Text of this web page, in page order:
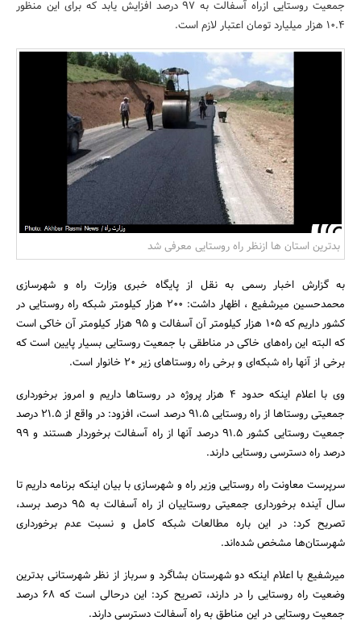
مسکن و ساختمان
جستجو
جمعیت روستایی ازراه آسفالت به 97 درصد افزایش یابد که برای این منظور
10.4 هزار میلیارد تومان اعتبار لازم است.
بدترین استان ها ازنظر راه روستایی معرفی شد
به گزارش اخبار رسمی به نقل از پایگاه خبری وزارت راه و شهرسازی
محمدحسین میرشفیع ، اظهار داشت: 200 هزار کیلومتر شبکه راه روستایی در
کشور داریم که 105 هزار کیلومتر آن آسفالت و 95 هزار کیلومتر آن خاکی است
که البته این راه‌های خاکی در مناطقی با جمعیت روستایی بسیار پایین است که
برخی از آنها راه شبکه‌ای و برخی راه روستاهای زیر 20 خانوار است.
وی با اعلام اینکه حدود 4 هزار پروژه در روستاها داریم و امروز برخورداری
جمعیتی روستاها از راه روستایی 91.5 درصد است، افزود: در واقع از 21.5 درصد
جمعیت روستایی کشور 91.5 درصد آنها از راه آسفالت برخوردار هستند و 99
درصد راه دسترسی روستایی دارند.
سرپرست معاونت راه روستایی وزیر راه و شهرسازی با بیان اینکه برنامه داریم تا
سال آینده برخورداری جمعیتی روستاییان از راه آسفالت به 95 درصد برسد،
تصریح کرد: در این باره مطالعات شبکه کامل و نسبت عدم برخورداری
شهرستان‌ها مشخص شده‌اند.
میرشفیع با اعلام اینکه دو شهرستان بشاگرد و سرباز از نظر شهرستانی بدترین
وضعیت راه روستایی را در دارند، تصریح کرد: این درحالی است که 68 درصد
جمعیت روستایی در این مناطق به راه آسفالت دسترسی دارند.